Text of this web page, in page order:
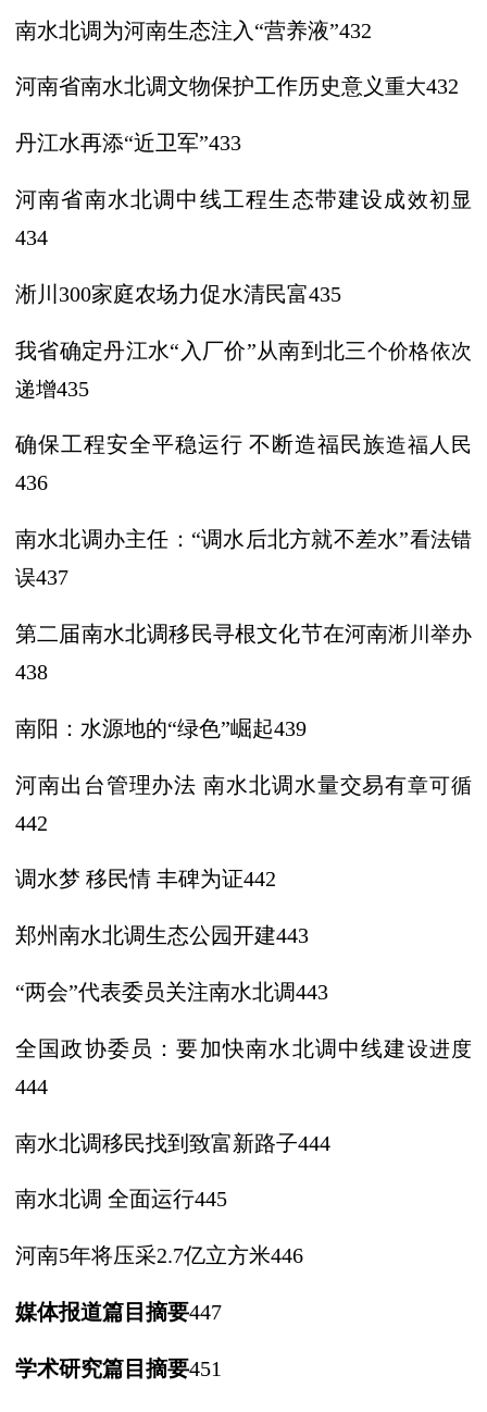
南水北调为河南生态注入 “营养液”432
河南省南水北调文物保护工作历史意义重大432
丹江水再添“近卫军”433
河南省南水北调中线工程生态带建设成效初显
434
淅川 300家庭农场力促水清民富435
我省确定丹江水“入厂价”从南到北三个价格依次
递增435
确保工程安全平稳运行 不断造福民族造福人民
436
南水北调办主任： “调水后北方就不差水”看法错
误437
第二届南水北调移民寻根文化节在河南淅川举办
438
南阳：水源地的“绿色”崛起439
河南出台管理办法 南水北调水量交易有章可循
442
调水梦 移民情 丰碑为证442
郑州南水北调生态公园开建443
“两会”代表委员关注南水北调443
全国政协委员：要加快南水北调中线建设进度
444
南水北调移民找到致富新路子444
南水北调 全面运行445
河南5年将压采2.7亿立方米446
媒体报道篇目摘要447
学术研究篇目摘要451